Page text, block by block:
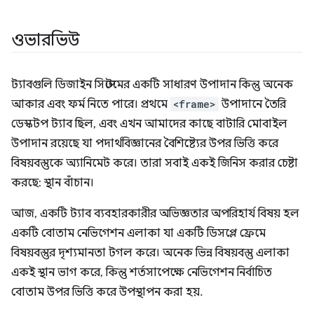
ওভারভিউ
ট্যাবগুলি ডিজাইন সিস্টেমের একটি সাধারণ উপাদান কিন্তু অনেক
আকার এবং ফর্ম নিতে পারে। প্রথমে <frame> উপাদানে তৈরি
ডেস্কটপ ট্যাব ছিল, এবং এখন আমাদের কাছে বাটারি মোবাইল
উপাদান রয়েছে যা পদার্থবিজ্ঞানের বৈশিষ্ট্যের উপর ভিত্তি করে
বিষয়বস্তুকে অ্যানিমেট করে। তারা সবাই একই জিনিস করার চেষ্টা
করছে: স্থান বাঁচান।
আজ, একটি ট্যাব ব্যবহারকারীর অভিজ্ঞতার অপরিহার্য বিষয় হল
একটি বোতাম নেভিগেশন এলাকা যা একটি ডিসপ্লে ফ্রেমে
বিষয়বস্তুর দৃশ্যমানতা টগল করে। অনেক ভিন্ন বিষয়বস্তু এলাকা
একই স্থান ভাগ করে, কিন্তু শর্তসাপেক্ষে নেভিগেশন নির্বাচিত
বোতাম উপর ভিত্তি করে উপস্থাপন করা হয়.